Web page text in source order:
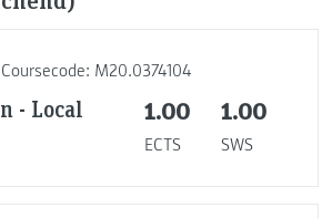
M20.0374104
- Local
1.00
ECTS
1.00
SWS